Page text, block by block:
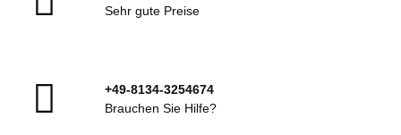
Sehr gute Preise
+49-8134-3254674
Brauchen Sie Hilfe?